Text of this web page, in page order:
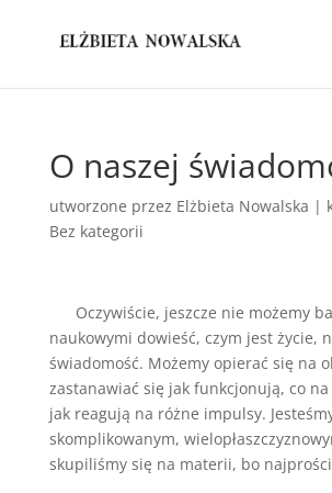
O naszej
utworzone przez Elżbieta Nowalska |
Bez kategorii
Oczywiście, jeszcze nie możemy
naukowymi dowieść, czym jest życie,
świadomość. Możemy opierać się na
zastanawiać się jak funkcjonują, co na
jak reagują na różne impulsy.
skomplikowanym,
skupiliśmy się na materii, bo